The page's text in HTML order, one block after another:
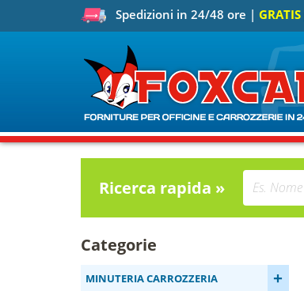
Spedizioni in 24/48 ore | GRATIS
Ricerca rapida »
Categorie
MINUTERIA CARROZZERIA +